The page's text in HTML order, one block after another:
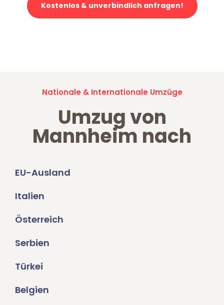
Kostenlos & unverbindlich anfragen!
Nationale & Internationale Umzüge
Umzug von
Mannheim nach
EU-Ausland
Italien
Österreich
Serbien
Türkei
Belgien